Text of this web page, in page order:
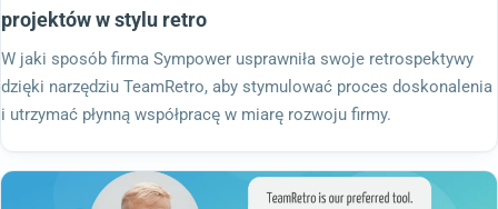
projektów w stylu retro
W jaki sposób firma Sympower usprawniła swoje retrospektywy
dzięki narzędziu TeamRetro, aby stymulować proces doskonalenia
i utrzymać płynną współpracę w miarę rozwoju firmy.